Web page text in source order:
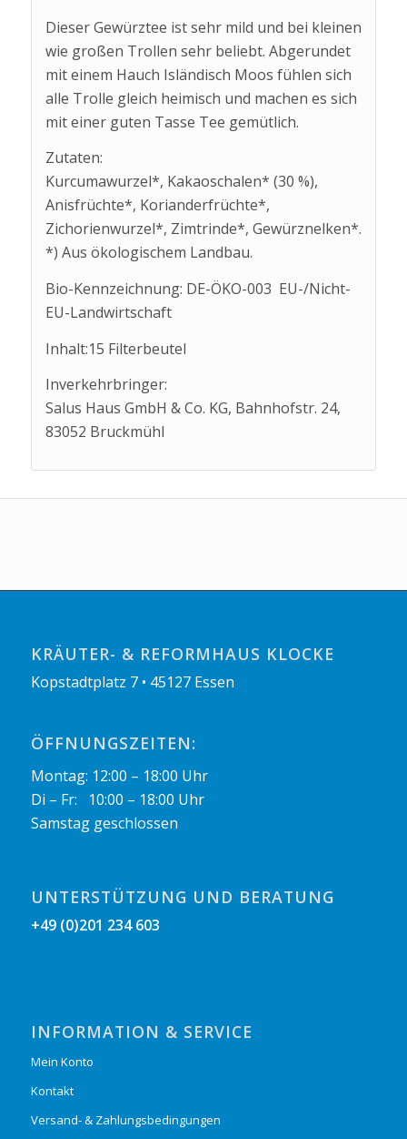
Dieser Gewürztee ist sehr mild und bei kleinen
wie großen Trollen sehr beliebt. Abgerundet
mit einem Hauch Isländisch Moos fühlen sich
alle Trolle gleich heimisch und machen es sich
mit einer guten Tasse Tee gemütlich.
Zutaten:
Kurcumawurzel*, Kakaoschalen* (30 %),
Anisfrüchte*, Korianderfrüchte*,
Zichorienwurzel*, Zimtrinde*, Gewürznelken*.
*) Aus ökologischem Landbau.
Bio-Kennzeichnung: DE-ÖKO-003 EU-/Nicht-
EU-Landwirtschaft
Inhalt:15 Filterbeutel
Inverkehrbringer:
Salus Haus GmbH & Co. KG, Bahnhofstr. 24,
83052 Bruckmühl
KRÄUTER- & REFORMHAUS KLOCKE
Kopstadtplatz 7 • 45127 Essen
ÖFFNUNGSZEITEN:
Montag: 12:00 – 18:00 Uhr
Di – Fr: 10:00 – 18:00 Uhr
Samstag geschlossen
UNTERSTÜTZUNG UND BERATUNG
+49 (0)201 234 603
INFORMATION & SERVICE
Mein Konto
Kontakt
Versand- & Zahlungsbedingungen